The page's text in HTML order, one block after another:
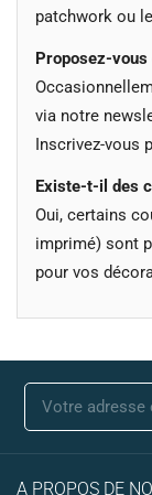
patchwork ou
Proposez-
via notre
Inscrivez-vous
Existe-t-il des
Oui, certains
imprimé) sont
pour vos
A PROPOS DE